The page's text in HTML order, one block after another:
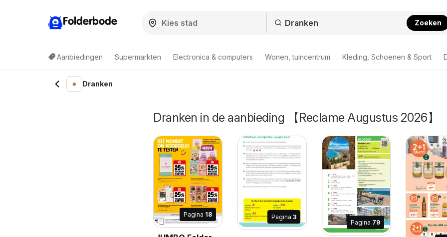
Folderbode Zoeken
Aanbiedingen Supermarkten Electronica & computers Wonen, tuincentrum Kleding, Schoenen & Sport
Dranken
Dranken in de aanbieding 【Reclame Augustus 2026】
Pagina 18 Pagina 3
Pagina 79